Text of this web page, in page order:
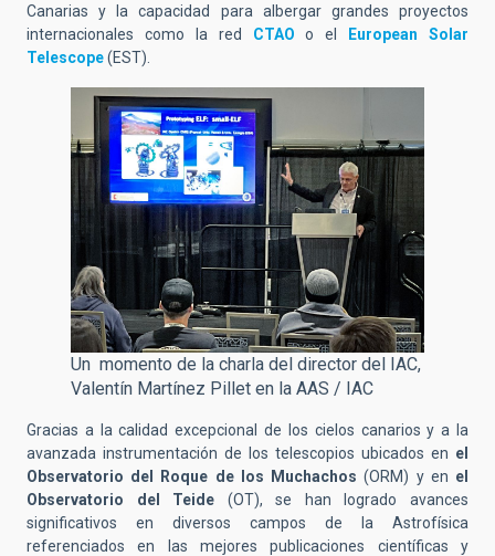
Canarias y la capacidad para albergar grandes proyectos
internacionales como la red CTAO o el
European Solar
Telescope(EST).
Un momento de la charla del director del IAC,
Valentín Martínez Pillet en la AAS / IAC
Gracias a la calidad excepcional de los cielos canarios y a la
avanzada instrumentación de los telescopios ubicados en el
Observatorio del Roque de los Muchachos(ORM) y en el
Observatorio del Teide (OT), se han logrado avances
significativos en diversos campos de la Astrofísica
referenciados en las mejores publicaciones científicas y